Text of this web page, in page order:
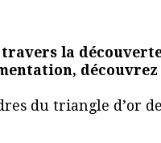
la
du triangle d’or